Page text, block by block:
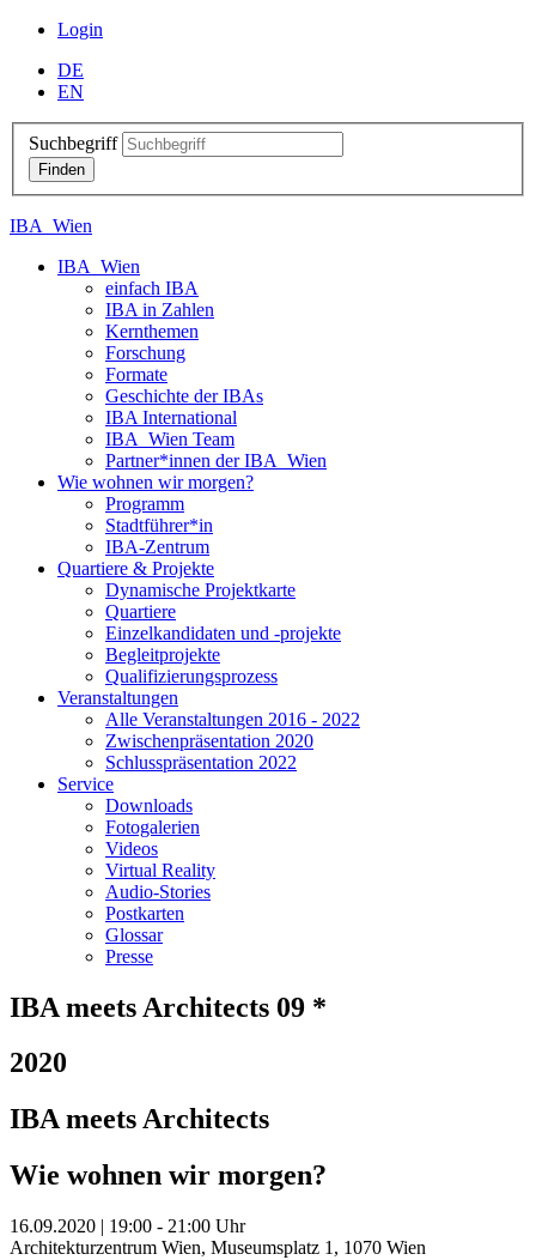
Login
DE
EN
Suchbegriff
IBA_Wien
IBA_Wien
einfach IBA
IBA in Zahlen
Kernthemen
Forschung
Formate
Geschichte der IBAs
IBA International
IBA_Wien Team
Partner*innen der IBA_Wien
Wie wohnen wir morgen?
Programm
Stadtführer*in
IBA-Zentrum
Quartiere & Projekte
Dynamische Projektkarte
Quartiere
Einzelkandidaten und -projekte
Begleitprojekte
Qualifizierungsprozess
Veranstaltungen
Alle Veranstaltungen 2016 - 2022
Zwischenpräsentation 2020
Schlusspräsentation 2022
Service
Downloads
Fotogalerien
Videos
Virtual Reality
Audio-Stories
Postkarten
Glossar
Presse
IBA meets Architects 09 *
2020
IBA meets Architects
Wie wohnen wir morgen?
16.09.2020 | 19:00 - 21:00 Uhr
Architekturzentrum Wien, Museumsplatz 1, 1070 Wien